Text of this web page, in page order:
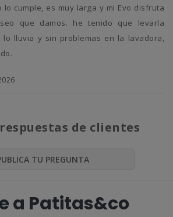
lo cumple, es muy larga y mi Evo disfruta
que damos. he tenido que levarla
lo lluvia y sin problemas en la lavadora,
de clientes
TU PREGUNTA
a Patitas&co